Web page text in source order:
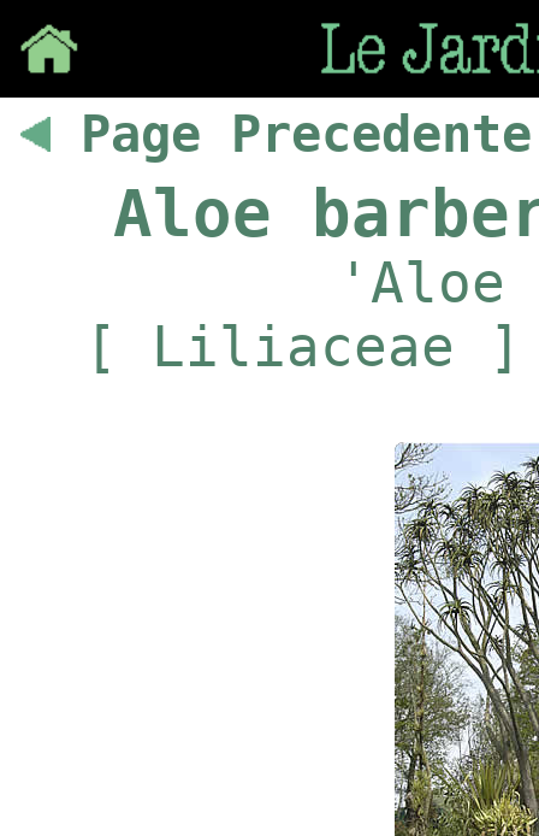
Page Precedente
Aloe
'Aloe
[ Liliaceae